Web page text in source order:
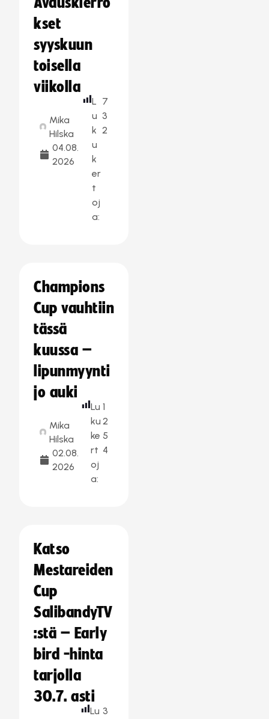
kset
syyskuun
toisella
viikolla
Mika
Hilska
04.08.
2026
L
u
k
u
k
er
t
oj
a:
7
3
2
Champions
Cup vauhtiin
tässä
kuussa –
lipunmyynti
jo auki
Mika
Hilska
02.08.
2026
Lu
ku
ke
rt
oj
a:
1
2
5
4
Katso
Mestareiden
Cup
SalibandyTV
:stä – Early
bird -hinta
tarjolla
30.7. asti
Lu 3